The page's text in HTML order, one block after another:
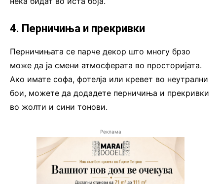
4. Перничиња и прекривки
Перничињата се парче декор што многу брзо
може да ја смени атмосферата во просторијата.
Ако имате софа, фотелја или кревет во неутрални
бои, можете да додадете перничиња и прекривки
во жолти и сини тонови.
Реклама